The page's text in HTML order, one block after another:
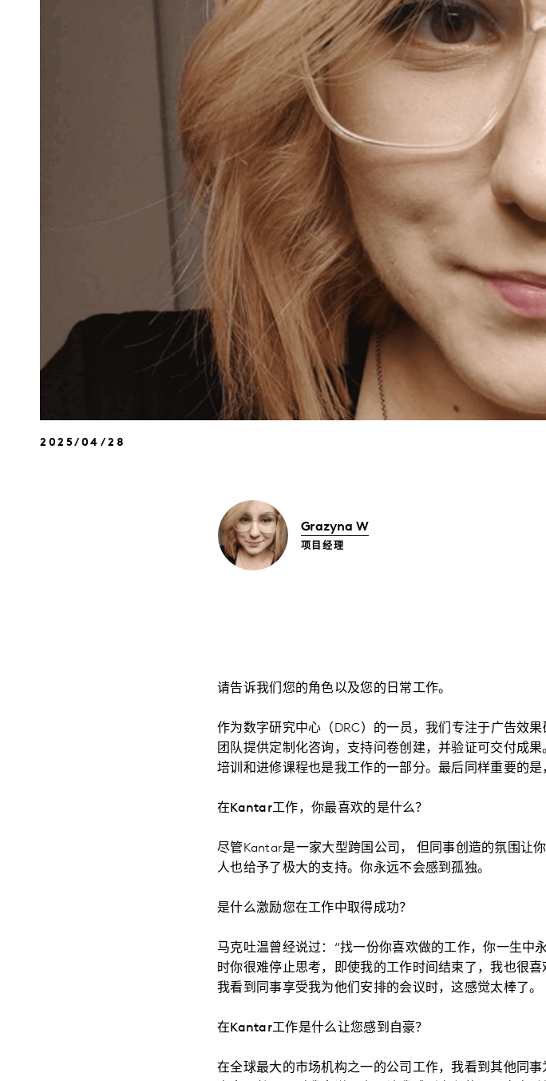
2025/04/28
Grazyna W
项目经理
请告诉我们您的角色以及您的日常工作。
作为数字研究中心（DRC）的一员，我们专注于广告效
团队提供定制化咨询，支持问卷创建，并验证可交付成
培训和进修课程也是我工作的一部分。最后同样重要的
在Kantar工作，你最喜欢的是什么？
尽管Kantar是一家大型跨国公司， 但同事创造的氛围让
人也给予了极大的支持。你永远不会感到孤独。
是什么激励您在工作中取得成功？
马克吐温曾经说过：“找一份你喜欢做的工作，你一生中
时你很难停止思考，即使我的工作时间结束了，我也很
我看到同事享受我为他们安排的会议时，这感觉太棒了。
在Kantar工作是什么让您感到自豪？
在全球最大的市场机构之一的公司工作，我看到其他同